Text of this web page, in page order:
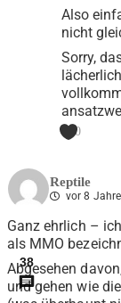
Also
nicht
Sorry,
0
Reptile
vor 8
Ganz ehrlich –
als MMO
Abgesehen
und gehen wie
38